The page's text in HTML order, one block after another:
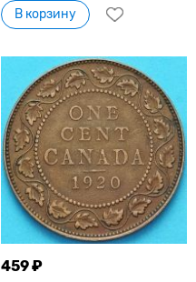
В корзину
459 ₽